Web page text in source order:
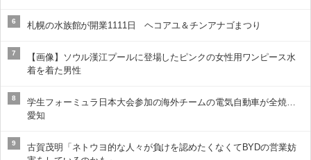
6 札幌の水族館が開業1111日 ヘコアユ＆チンアナゴまつり
7
【画像】ソウル漢江プールに登場したピンクの女性用ワンピース水
着を着た男性
8
学生フォーミュラ日本大会参加の海外チームの電気自動車が全焼…
愛知
9
古賀茂明「ネトウヨ的な人々が負けを認めたくなくてBYDの営業妨